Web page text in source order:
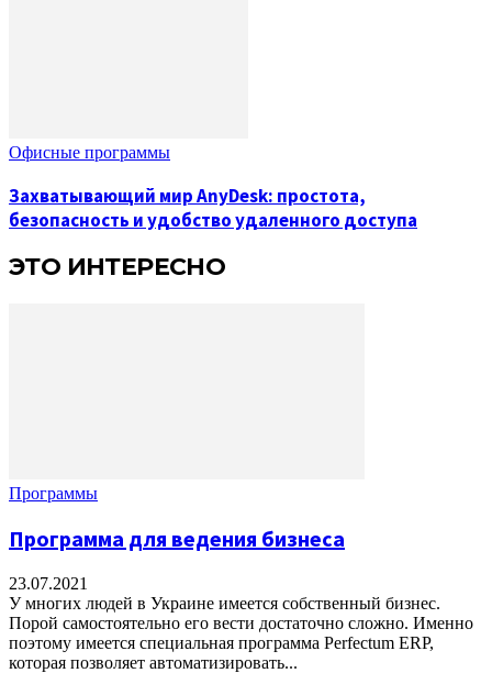
Офисные программы
Захватывающий мир AnyDesk: простота,
безопасность и удобство удаленного доступа
ЭТО ИНТЕРЕСНО
Программы
Программа для ведения бизнеса
23.07.2021
У многих людей в Украине имеется собственный бизнес.
Порой самостоятельно его вести достаточно сложно. Именно
поэтому имеется специальная программа Perfectum ERP,
которая позволяет автоматизировать...